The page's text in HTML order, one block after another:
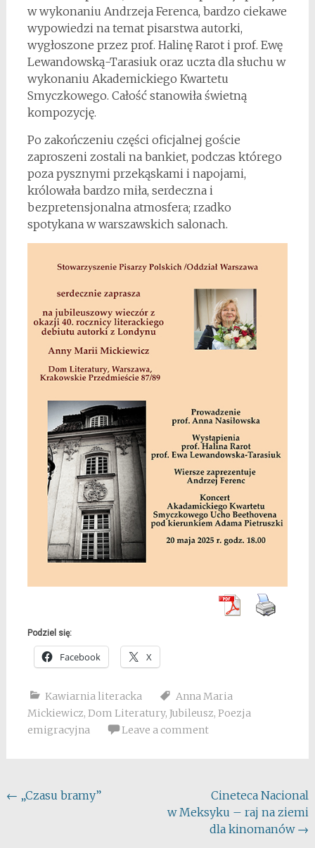
w wykonaniu Andrzeja Ferenca, bardzo ciekawe
wypowiedzi na temat pisarstwa autorki,
wygłoszone przez prof. Halinę Rarot i prof. Ewę
Lewandowską-Tarasiuk oraz uczta dla słuchu w
wykonaniu Akademickiego Kwartetu
Smyczkowego. Całość stanowiła świetną
kompozycję.
Po zakończeniu części oficjalnej goście
zaproszeni zostali na bankiet, podczas którego
poza pysznymi przekąskami i napojami,
królowała bardzo miła, serdeczna i
bezpretensjonalna atmosfera; rzadko
spotykana w warszawskich salonach.
Podziel się:
Facebook X
Kawiarnia literacka
Anna Maria
Mickiewicz, Dom Literatury, Jubileusz, Poezja
emigracyjna
Leave a comment
Post
← „Czasu bramy”
Cineteca Nacional
w Meksyku – raj na ziemi
dla kinomanów →